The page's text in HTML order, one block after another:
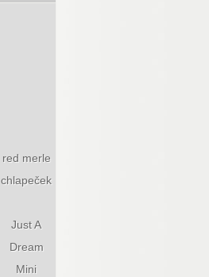
red merle
chlapeček
Just A
Dream
Mini